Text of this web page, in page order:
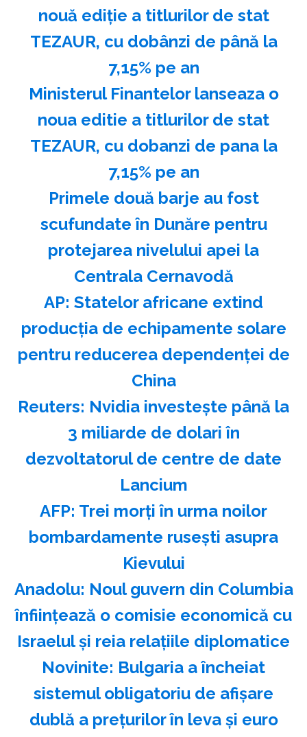
nouă ediţie a titlurilor de stat
TEZAUR, cu dobânzi de până la
7,15% pe an
Ministerul Finantelor lanseaza o
noua editie a titlurilor de stat
TEZAUR, cu dobanzi de pana la
7,15% pe an
Primele două barje au fost
scufundate în Dunăre pentru
protejarea nivelului apei la
Centrala Cernavodă
AP: Statelor africane extind
producţia de echipamente solare
pentru reducerea dependenţei de
China
Reuters: Nvidia investeşte până la
3 miliarde de dolari în
dezvoltatorul de centre de date
Lancium
AFP: Trei morţi în urma noilor
bombardamente ruseşti asupra
Kievului
Anadolu: Noul guvern din Columbia
înfiinţează o comisie economică cu
Israelul şi reia relaţiile diplomatice
Novinite: Bulgaria a încheiat
sistemul obligatoriu de afişare
dublă a preţurilor în leva şi euro